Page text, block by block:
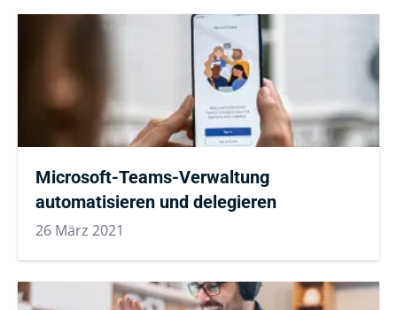
Microsoft-Teams-Verwaltung
automatisieren und delegieren
26 März 2021